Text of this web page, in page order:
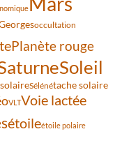
occultation
Planète rouge
Soleil
Sélénétache solaire
VLTVoie lactée
étoileétoile polaire